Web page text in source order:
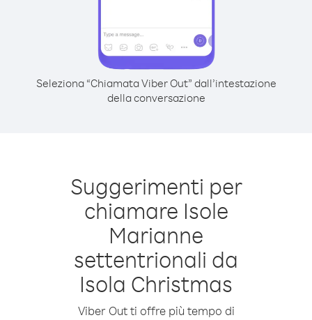
Seleziona “Chiamata Viber Out” dall’intestazione
della conversazione
Suggerimenti per
chiamare Isole
Marianne
settentrionali da
Isola Christmas
Viber Out ti offre più tempo di